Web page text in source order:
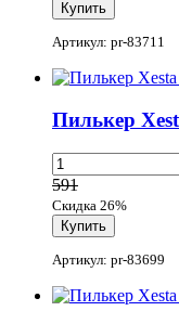
Артикул: pr-83711
Пилькер
591
Скидка 26%
Артикул: pr-83699